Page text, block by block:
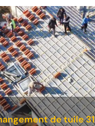
de tuile 31